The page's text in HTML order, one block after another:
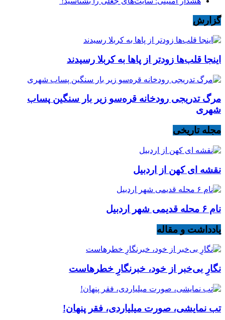
گزارش
اینجا قلب‌ها زودتر از پاها به کربلا رسیدند
مرگ تدریجی رودخانه قره‌سو زیر بار سنگین پساب
شهری
مجله تاریخی
نقشه ای کهن از اردبیل
نام ۶ محله قدیمی شهر اردبیل
یادداشت و مقاله
نگارِ بی‌خبر از خود، خبرنگارِ خطرهاست
تب نمایشی، صورت میلیاردی، فقر پنهان!